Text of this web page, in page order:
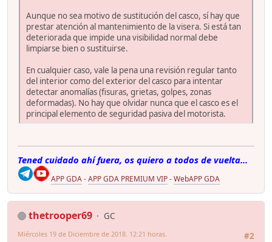
Aunque no sea motivo de sustitución del casco, sí hay que
prestar atención al mantenimiento de la visera. Si está tan
deteriorada que impide una visibilidad normal debe
limpiarse bien o sustituirse.
En cualquier caso, vale la pena una revisión regular tanto
del interior como del exterior del casco para intentar
detectar anomalías (fisuras, grietas, golpes, zonas
deformadas). No hay que olvidar nunca que el casco es el
principal elemento de seguridad pasiva del motorista.
Tened cuidado ahí fuera, os quiero a todos de vuelta...
APP GDA-APP GDA PREMIUM VIP-WebAPP GDA
thetrooper69
GC
#2
Miércoles 19 de Diciembre de 2018. 12:21 horas.